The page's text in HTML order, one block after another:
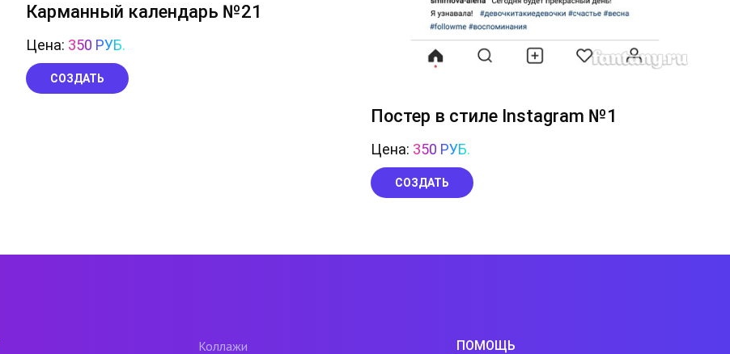
Карманный календарь №21
Цена: 350 РУБ.
СОЗДАТЬ
Постер в стиле Instagram №1
Цена: 350 РУБ.
СОЗДАТЬ
Коллажи
ПОМОЩЬ